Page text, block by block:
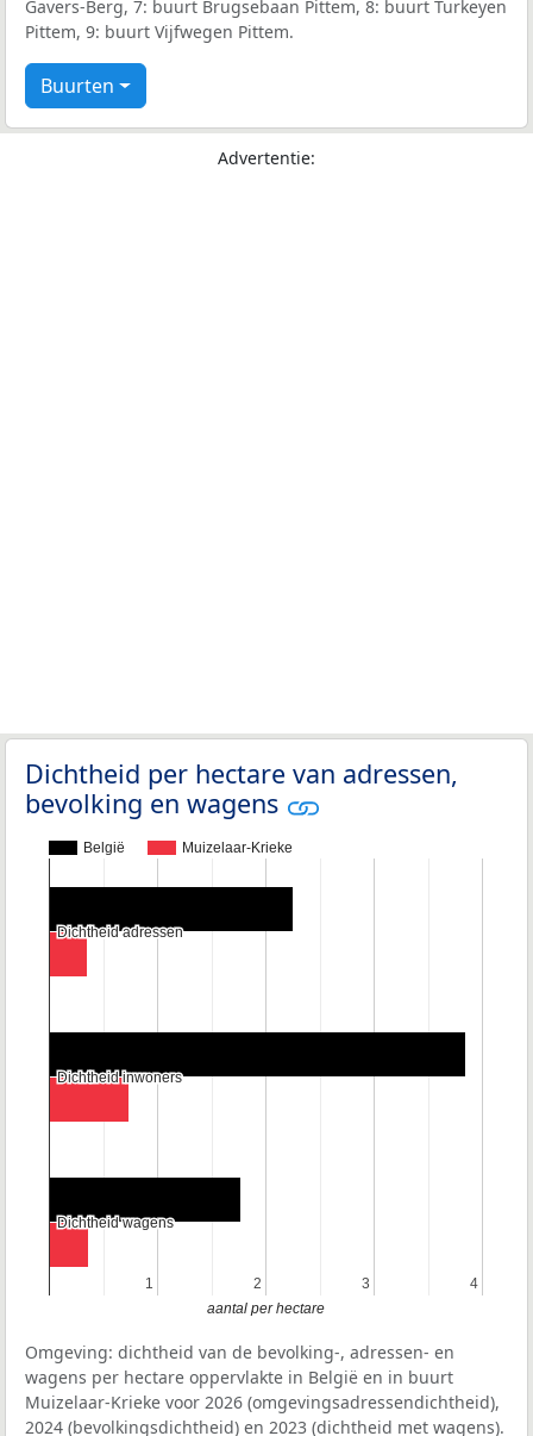
Gavers-Berg, 7: buurt Brugsebaan Pittem, 8: buurt Turkeyen
Pittem, 9: buurt Vijfwegen Pittem.
Buurten
Advertentie:
Dichtheid per hectare van adressen,
bevolking en wagens
België Muizelaar-Krieke
1
1 2
2 3
3 4
4
Dichtheid adressen
Dichtheid adressen
Dichtheid inwoners
Dichtheid inwoners
Dichtheid wagens
Dichtheid wagens
aantal per hectare
Omgeving: dichtheid van de bevolking-, adressen- en
wagens per hectare oppervlakte in België en in buurt
Muizelaar-Krieke voor 2026 (omgevingsadressendichtheid),
2024 (bevolkingsdichtheid) en 2023 (dichtheid met wagens).